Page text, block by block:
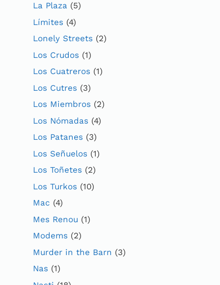
La Plaza (5)
Límites (4)
Lonely Streets (2)
Los Crudos (1)
Los Cuatreros (1)
Los Cutres (3)
Los Miembros (2)
Los Nómadas (4)
Los Patanes (3)
Los Señuelos (1)
Los Toñetes (2)
Los Turkos (10)
Mac (4)
Mes Renou (1)
Modems (2)
Murder in the Barn (3)
Nas (1)